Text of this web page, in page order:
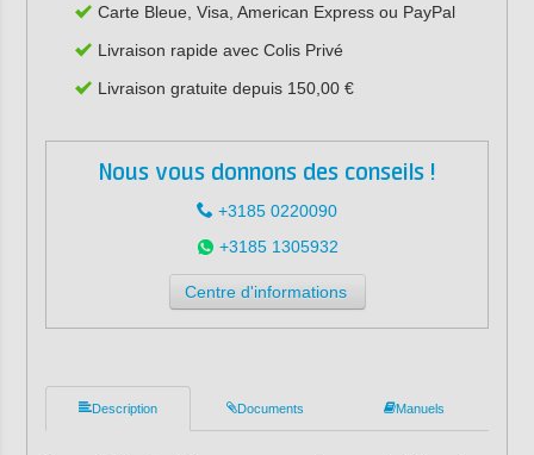
Carte Bleue, Visa, American Express ou PayPal
Livraison rapide avec Colis Privé
Livraison gratuite depuis 150,00 €
Nous vous donnons des conseils !
+3185 0220090
+3185 1305932
Centre d'informations
Description Documents Manuels